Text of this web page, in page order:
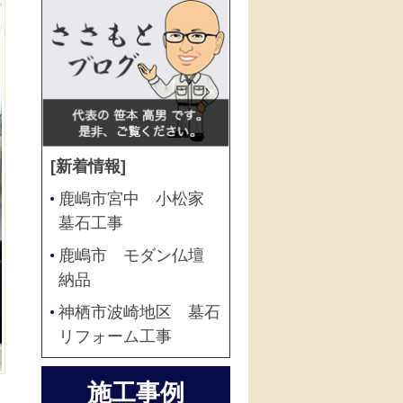
[新着情報]
鹿嶋市宮中 小松家
墓石工事
鹿嶋市 モダン仏壇
納品
神栖市波崎地区 墓石
リフォーム工事
施工事例